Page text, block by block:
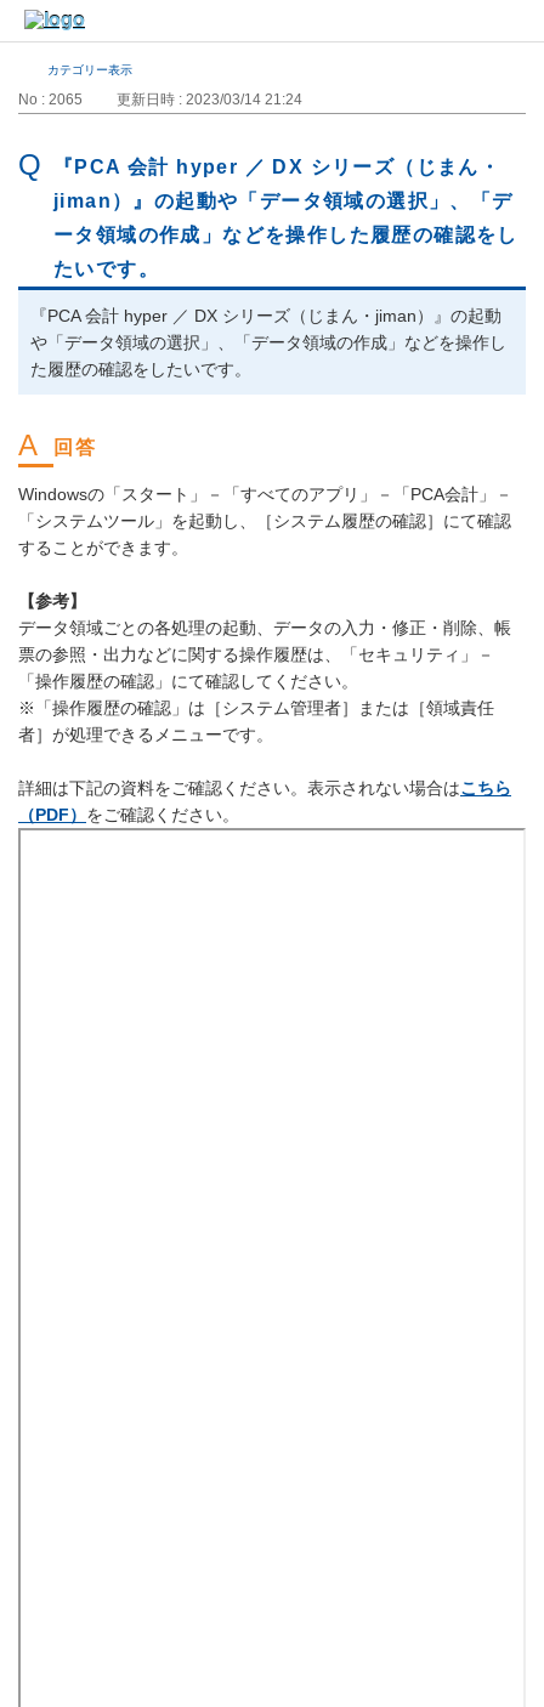
カテゴリー表示
No : 2065 更新日時 : 2023/03/14 21:24
『PCA 会計 hyper ／ DX シリーズ（じまん・
jiman）』の起動や「データ領域の選択」、「デ
ータ領域の作成」などを操作した履歴の確認をし
たいです。
『PCA 会計 hyper ／ DX シリーズ（じまん・jiman）』の起動
や「データ領域の選択」、「データ領域の作成」などを操作し
た履歴の確認をしたいです。
Windowsの「スタート」－「すべてのアプリ」－「PCA会計」－
「システムツール」を起動し、［システム履歴の確認］にて確認
することができます。
【参考】
データ領域ごとの各処理の起動、データの入力・修正・削除、帳
票の参照・出力などに関する操作履歴は、「セキュリティ」－
「操作履歴の確認」にて確認してください。
※「操作履歴の確認」は［システム管理者］または［領域責任
者］が処理できるメニューです。
詳細は下記の資料をご確認ください。表示されない場合はこちら
（PDF） をご確認ください。